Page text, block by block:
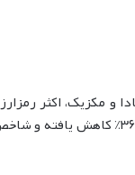
و مکزیک، اکثر
آلتکوین ها نسبت به اوج دسامبر